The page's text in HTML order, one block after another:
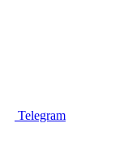
Telegram